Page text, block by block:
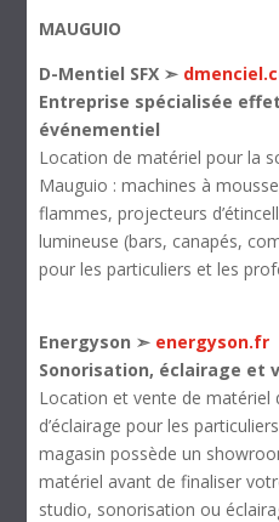
MAUGUIO
D-Mentiel SFX ➣
Entreprise spécialisée
événementiel
Location de matériel pour la
Mauguio : machines à
flammes, projecteurs
lumineuse (bars, canapés,
pour les particuliers et les
Energyson ➣ energyson.fr
Sonorisation, éclairage et
Location et vente de matériel
d’éclairage pour les
magasin possède un
matériel avant de finaliser
studio, sonorisation ou